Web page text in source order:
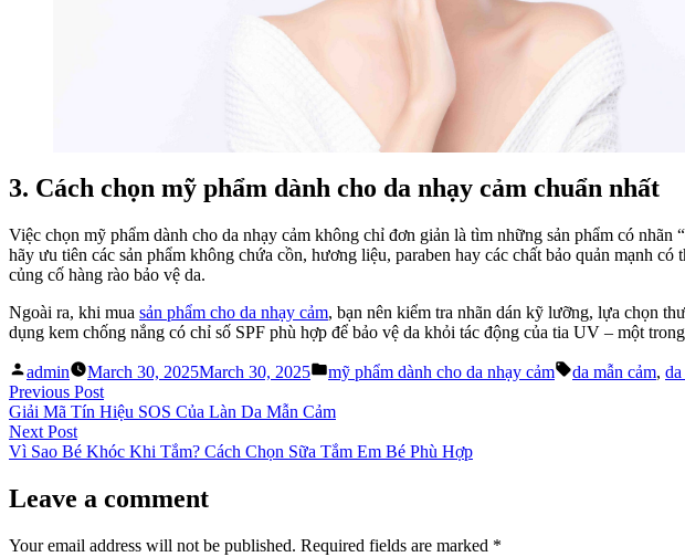
3. Cách chọn mỹ phẩm dành cho da nhạy cảm chuẩn nhất
Việc chọn mỹ phẩm dành cho da nhạy cảm không chỉ đơn giản là tìm những sản phẩm có
hãy ưu tiên các sản phẩm không chứa cồn, hương liệu, paraben hay các chất bảo quản mạnh
củng cố hàng rào bảo vệ da.
Ngoài ra, khi mua sản phẩm cho da nhạy cảm, bạn nên kiểm tra nhãn dán kỹ lưỡng, lựa chọn
dụng kem chống nắng có chỉ số SPF phù hợp để bảo vệ da khỏi tác động của tia UV – một
Posted
by
admin March 30, 2025March 30, 2025
Posted
mỹ phẩm dành cho da nhạy cảm Tags:
da mẫn cảm,
Post
navigation
Previous PostPrevious
post:
Giải Mã Tín Hiệu SOS Của Làn Da Mẫn Cảm
Next PostNext
post:
Vì Sao Bé Khóc Khi Tắm? Cách Chọn Sữa Tắm Em Bé Phù Hợp
Leave a comment
Your email address will not be published. Required fields are marked *